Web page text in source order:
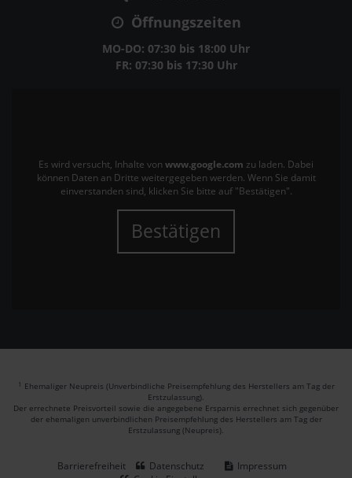
Öffnungszeiten
MO-DO: 07:30 bis 18:00 Uhr
FR: 07:30 bis 17:30 Uhr
Es wird versucht, Inhalte von www.google.com zu laden. Dabei
können Daten an Dritte weitergegeben werden. Wenn Sie damit
einverstanden sind, klicken Sie bitte auf "Bestätigen".
Bestätigen
1 Ehemaliger Neupreis (Unverbindliche Preisempfehlung des Herstellers am Tag der
Erstzulassung).
Der errechnete Preisvorteil sowie die angegebene Ersparnis errechnet sich gegenüber
der ehemaligen unverbindlichen Preisempfehlung des Herstellers am Tag der
Erstzulassung (Neupreis).
Barrierefreiheit Datenschutz
Impressum